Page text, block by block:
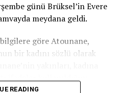
uygulandığının dikkat
günü Brüksel’in Evere
meydana geldi.
göre Atounane,
bir kadını sözlü olarak
ifadeler kullanıldığını
kadını savunmak için
READING